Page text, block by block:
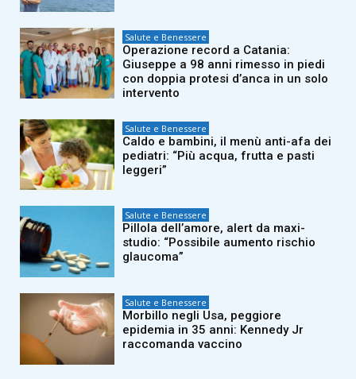
Salute e Benessere
Operazione record a Catania:
Giuseppe a 98 anni rimesso in piedi
con doppia protesi d’anca in un solo
intervento
Salute e Benessere
Caldo e bambini, il menù anti-afa dei
pediatri: “Più acqua, frutta e pasti
leggeri”
Salute e Benessere
Pillola dell’amore, alert da maxi-
studio: “Possibile aumento rischio
glaucoma”
Salute e Benessere
Morbillo negli Usa, peggiore
epidemia in 35 anni: Kennedy Jr
raccomanda vaccino